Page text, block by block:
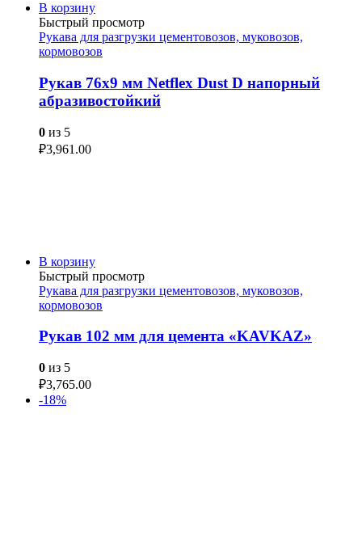
В корзину
Быстрый просмотр
Рукава для разгрузки цементовозов, муковозов,
кормовозов
Рукав 76х9 мм Netflex Dust D напорный
абразивостойкий
0 из 5
₽3,961.00
В корзину
Быстрый просмотр
Рукава для разгрузки цементовозов, муковозов,
кормовозов
Рукав 102 мм для цемента «KAVKAZ»
0 из 5
₽3,765.00
-18%